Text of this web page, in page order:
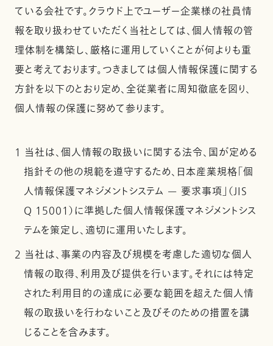
ている会社です。クラウド上でユーザー企業様の社員情
報を取り扱わせていただく当社としては、個人情報の管
理体制を構築し、厳格に運用していくことが何よりも重
要と考えております。つきましては個人情報保護に関する
方針を以下のとおり定め、全従業者に周知徹底を図り、
個人情報の保護に努めて参ります。
1 当社は、個人情報の取扱いに関する法令、国が定める
指針その他の規範を遵守するため、日本産業規格「個
人情報保護マネジメントシステム — 要求事項」（JIS
Q 15001）に準拠した個人情報保護マネジメントシス
テムを策定し、適切に運用いたします。
2 当社は、事業の内容及び規模を考慮した適切な個人
情報の取得、利用及び提供を行います。それには特定
された利用目的の達成に必要な範囲を超えた個人情
報の取扱いを行わないこと及びそのための措置を講
じることを含みます。